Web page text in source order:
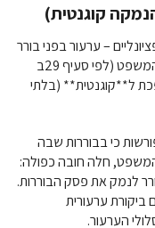
– ערעור בפני בורר
(לפי סעיף 21א לחוק) ורשות ערעור בפני בית המשפט (לפי סעיף 29ב
ל**קוגנטית** (בלתי
מפורשות כי בבוררות שבה
חלה חובה כפולה:
לנמק את פסק הבוררות.
ערעורית
הערעור.